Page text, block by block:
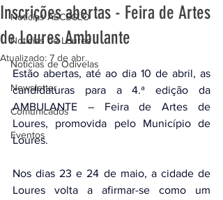
Notícias AECSCLO
Noticias de Loures
Noticias de Odivelas
Newsletter
Comunicados
Eventos
Inscrições abertas - Feira de Artes
de Loures Ambulante
Atualizado: 7 de abr.
Estão abertas, até ao dia 10 de abril, as
candidaturas para a 4.ª edição da
AMBULANTE – Feira de Artes de
Loures, promovida pelo Município de
Loures.
Nos dias 23 e 24 de maio, a cidade de
Loures volta a afirmar-se como um